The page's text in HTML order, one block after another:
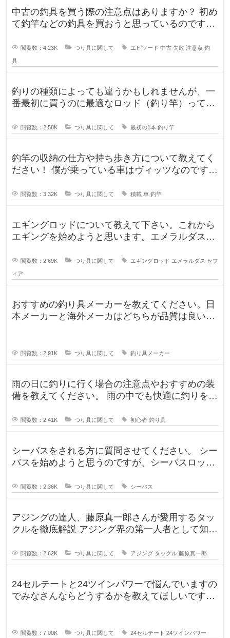
中古の釣具を買う際の注意点はありますか？ 初め
て釣竿などの釣具を買おうと思っているのです
閲覧数：4.23K つり具に関して エピソード 中古 失敗 注意点 釣
具
釣りの種類によっても違うかもしれませんが、一
番最初に買うのに最適なロッド（釣り竿）ってど
閲覧数：2.58K つり具に関して 最初の1本 釣り竿
釣竿の収納の仕方や持ち歩き方について教えてく
ださい！ 僕が乗っている車はヴィッツなのです
閲覧数：3.32K つり具に関して 積載 車 釣竿
エギングロッドについて教えて下さい。これから
エギングを始めようと思います。エメラルダスや
閲覧数：2.69K つり具に関して エギングロッド エメラルダス セフ
ィア
おすすめの釣り具メーカーを教えてください。日
本メーカーと海外メーカはどちらが品質は良いで
閲覧数：2.91K つり具に関して 釣り具メーカー
雨の日に釣りに行く場合の注意点やおすすめの装
備を教えてください。 雨の中でも快適に釣りを楽
閲覧数：2.41K つり具に関して 初心者 釣り具
シーバスをされる方に質問させてください。 シー
バスを始めようと思うのですが、シーバスロッド
閲覧数：2.36K つり具に関して シーバス
アジングの達人、藤原真一郎さんが愛用するタッ
クルを徹底解説 アジング界の第一人者として知ら
閲覧数：2.62K つり具に関して アジング タックル 藤原真一郎
24セルテートと24ツインパワーで悩んでいますの
でみなさんならどうするかを教えてほしいです。
閲覧数：7.00K つり具に関して 24セルテート 24ツインパワー